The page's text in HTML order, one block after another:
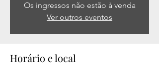
Os ingressos não estão à venda
Ver outros eventos
Horário e local